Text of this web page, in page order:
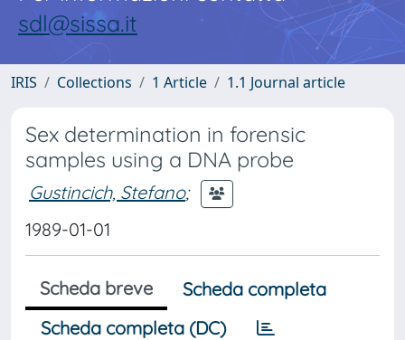
sdl@sissa.it
IRIS Collections 1 Article 1.1 Journal article
Sex determination in forensic
samples using a DNA probe
Gustincich, Stefano;
1989-01-01
Scheda breve
Scheda completa
Scheda completa (DC)